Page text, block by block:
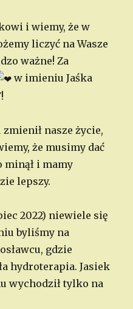
i wiemy, że w
liczyć na Wasze
ważne! Za
w imieniu Jaśka
zmienił nasze życie,
że musimy dać
minął i mamy
lepszy.
2022) niewiele się
byliśmy na
gdzie
hydroterapia. Jasiek
wychodził tylko na